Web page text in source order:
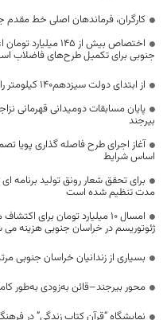
کارگران، فرماندهان اصلی خط
اختصاص بیش از ۱۴۵
جنوبی برای تکمیل طرح‌های فاضلاب
از ابتدای دولت سیزدهم۱۴۰ کیلومتر راه روستایی در خراسان جنوبی ساخته شد
بیرجند
آغاز اجرای طرح فاصله گذاری پویا
اساس شرایط
برای تحقق شعار رونق تولید
مدت تنظیم شده است
امسال ۱۰ میلیارد تومان برای
ژئوتوریسم در خراسان جنوبی هزینه
بسیاری از زندانیان خراسان جنوبی
محور بیرجند–قائن به‌زودی به‌طور